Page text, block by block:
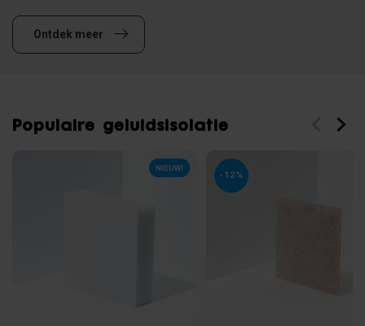
Ontdek meer
Populaire geluidsisolatie
NIEUW!
-12%